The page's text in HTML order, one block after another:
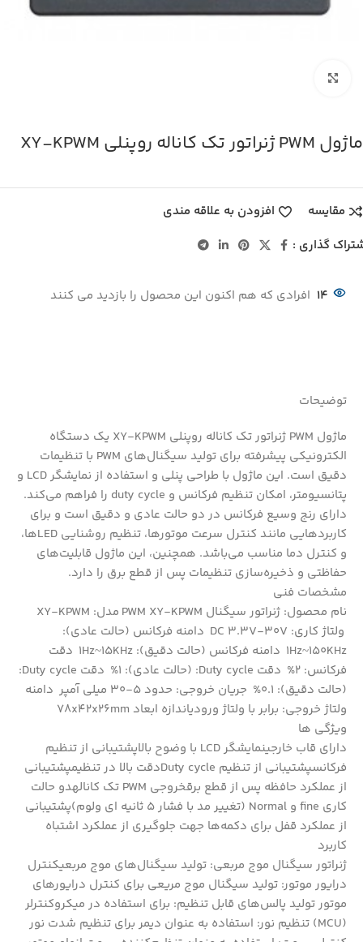
ماژول PWM ژنراتور تک کاناله روپنلی XY-KPWM
مقایسه
افزودن به علاقه مندی
گذاری :
14 افرادی که هم اکنون این محصول را بازدید می کنند
توضیحات
ماژول PWM ژنراتور تک کاناله روپنلی XY-KPWM یک دستگاه
الکترونیکی پیشرفته برای تولید سیگنال‌های PWM با تنظیمات
دقیق است. این ماژول با طراحی پنلی و استفاده از نمایشگر LCD و
پتانسیومتر، امکان تنظیم فرکانس و duty cycle را فراهم می‌کند.
دارای رنج وسیع فرکانس در دو حالت عادی و دقیق است و برای
کاربردهایی مانند کنترل سرعت موتورها، تنظیم روشنایی LEDها،
و کنترل دما مناسب می‌باشد. همچنین، این ماژول قابلیت‌های
حفاظتی و ذخیره‌سازی تنظیمات پس از قطع برق را دارد.
مشخصات فنی
نام محصول: ژنراتور سیگنال PWM XY-KPWM مدل: XY-KPWM
ولتاژ کاری: DC 3.3V-30V دامنه فرکانس (حالت عادی):
1Hz~150KHz دامنه فرکانس (حالت دقیق): 1Hz~15KHz دقت
فرکانس: 2% دقت Duty cycle: (حالت عادی): 1% دقت Duty cycle:
(حالت دقیق): 0.1% جریان خروجی: حدود 5-30 میلی آمپر دامنه
ولتاژ خروجی: برابر با ولتاژ ورودیاندازه ابعاد 78x42x26mm
ویژگی ها
دارای قاب خارجینمایشگر LCD با وضوح بالاپشتیبانی از تنظیم
فرکانسپشتیبانی از تنظیم Duty cycleدقت بالا در تنظیمپشتیبانی
از عملکرد حافظه پس از قطع برقخروجی PWM تک کانالهدو حالت
کاری fine و Normal (تغییر مد با فشار 5 ثانیه ای ولوم)پشتیبانی
از عملکرد قفل برای دکمه‌ها جهت جلوگیری از عملکرد اشتباه
کاربرد
ژنراتور سیگنال موج مربعی: تولید سیگنال‌های موج مربعیکنترل
درایور موتور: تولید سیگنال موج مریعی برای کنترل درایورهای
موتور تولید پالس‌های قابل تنظیم: برای استفاده در میکروکنترلر
(MCU) تنظیم نور: استفاده به عنوان دیمر برای تنظیم شدت نور